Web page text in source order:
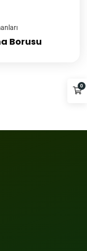
Borusu
0